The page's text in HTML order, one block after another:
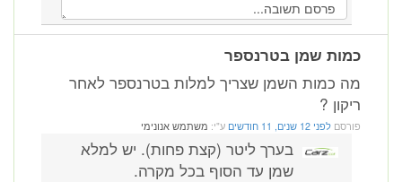
כמות שמן בטרנספר
מה כמות השמן שצריך למלות בטרנספר לאחר
ריקון ?
פורסם לפני 12 שנים, 11 חודשים ע"י: משתמש אנונימי
בערך ליטר (קצת פחות). יש למלא
שמן עד הסוף בכל מקרה.